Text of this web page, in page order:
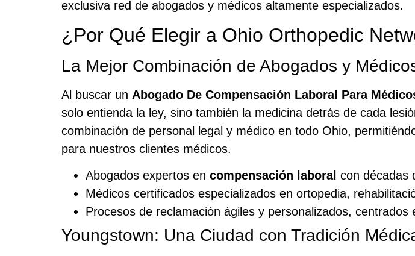
exclusiva red de abogados y médicos altamente especializados.
¿Por Qué Elegir a Ohio Orthopedic
La Mejor Combinación de Abogados y
Al buscar un Abogado De Compensación Laboral Para
solo entienda la ley, sino también la medicina detrás de cada
combinación de personal legal y médico en todo Ohio,
para nuestros clientes médicos.
Abogados expertos en compensación laboral con décadas
Médicos certificados especializados en ortopedia,
Procesos de reclamación ágiles y personalizados, centrados
Youngstown: Una Ciudad con Tradición